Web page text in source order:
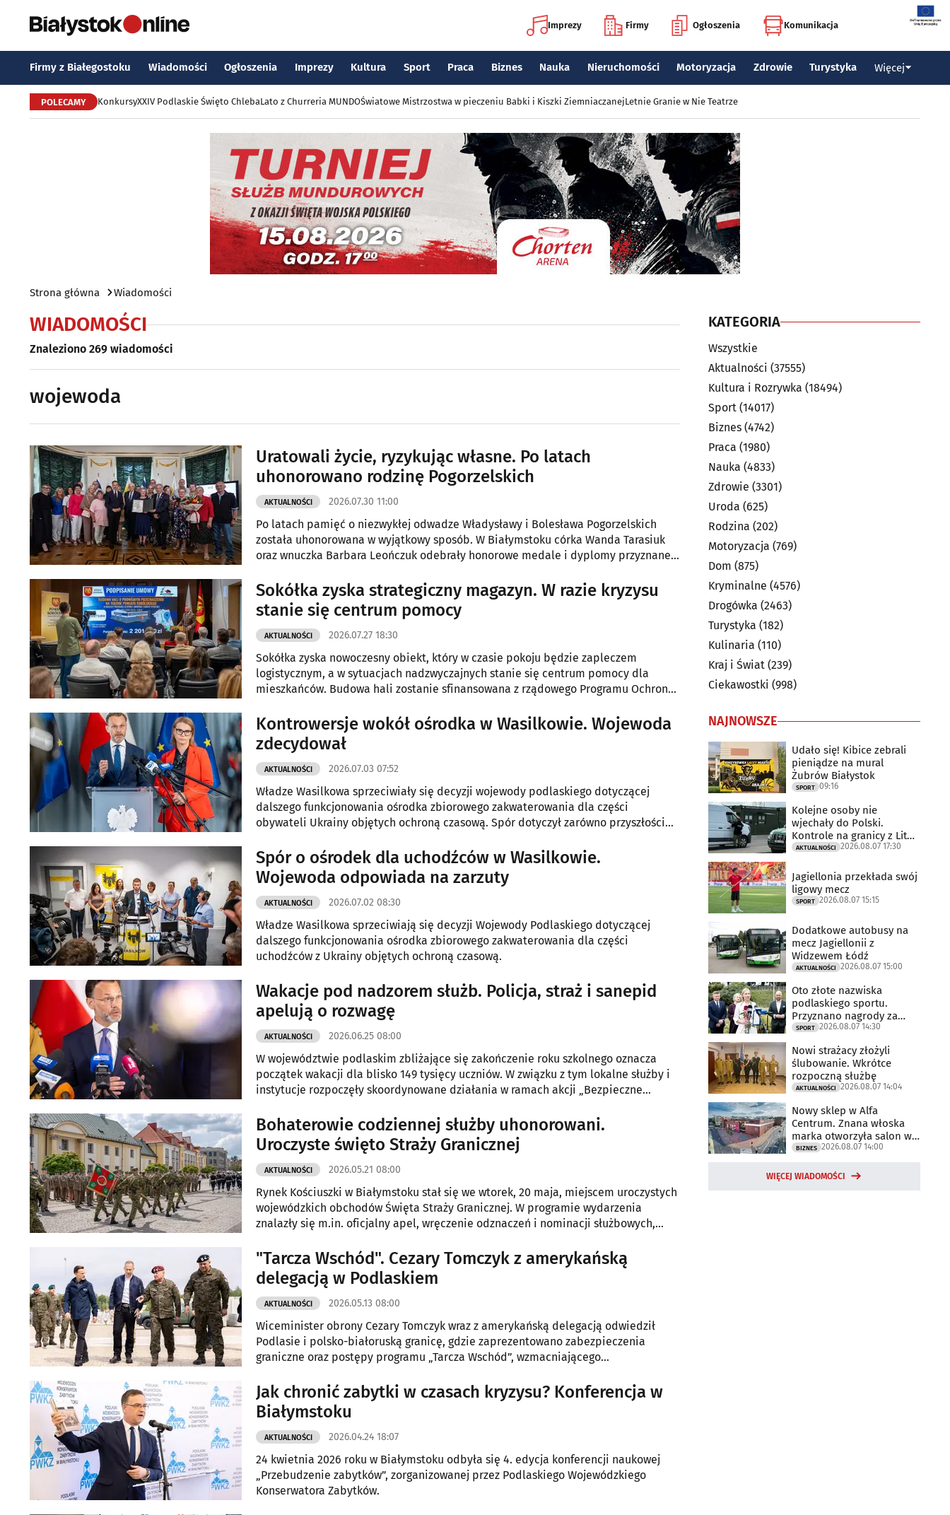
Imprezy Firmy Ogłoszenia Komunikacja
Firmy z Białegostoku Wiadomości Ogłoszenia Imprezy Kultura Sport Praca Biznes Nauka Nieruchomości Motoryzacja Zdrowie Turystyka Więcej
POLECAMY KonkursyXXIV Podlaskie Święto ChlebaLato z Churreria MUNDOŚwiatowe Mistrzostwa w pieczeniu Babki i Kiszki ZiemniaczanejLetnie Granie w Nie Teatrze
Strona główna Wiadomości
WIADOMOŚCI
Znaleziono 269 wiadomości
wojewoda
Uratowali życie, ryzykując własne. Po latach
uhonorowano rodzinę Pogorzelskich
AKTUALNOŚCI 2026.07.30 11:00
Po latach pamięć o niezwykłej odwadze Władysławy i Bolesława Pogorzelskich
została uhonorowana w wyjątkowy sposób. W Białymstoku córka Wanda Tarasiuk
oraz wnuczka Barbara Leończuk odebrały honorowe medale i dyplomy przyznane
Sokółka zyska strategiczny magazyn. W razie kryzysu
stanie się centrum pomocy
AKTUALNOŚCI 2026.07.27 18:30
Sokółka zyska nowoczesny obiekt, który w czasie pokoju będzie zapleczem
logistycznym, a w sytuacjach nadzwyczajnych stanie się centrum pomocy dla
mieszkańców. Budowa hali zostanie sfinansowana z rządowego Programu Ochrony
Kontrowersje wokół ośrodka w Wasilkowie. Wojewoda
zdecydował
AKTUALNOŚCI 2026.07.03 07:52
Władze Wasilkowa sprzeciwiały się decyzji wojewody podlaskiego dotyczącej
dalszego funkcjonowania ośrodka zbiorowego zakwaterowania dla części
obywateli Ukrainy objętych ochroną czasową. Spór dotyczył zarówno przyszłości
Spór o ośrodek dla uchodźców w Wasilkowie.
Wojewoda odpowiada na zarzuty
AKTUALNOŚCI 2026.07.02 08:30
Władze Wasilkowa sprzeciwiają się decyzji Wojewody Podlaskiego dotyczącej
dalszego funkcjonowania ośrodka zbiorowego zakwaterowania dla części
uchodźców z Ukrainy objętych ochroną czasową.
Wakacje pod nadzorem służb. Policja, straż i sanepid
apelują o rozwagę
AKTUALNOŚCI 2026.06.25 08:00
W województwie podlaskim zbliżające się zakończenie roku szkolnego oznacza
początek wakacji dla blisko 149 tysięcy uczniów. W związku z tym lokalne służby i
instytucje rozpoczęły skoordynowane działania w ramach akcji „Bezpieczne
Bohaterowie codziennej służby uhonorowani.
Uroczyste święto Straży Granicznej
AKTUALNOŚCI 2026.05.21 08:00
Rynek Kościuszki w Białymstoku stał się we wtorek, 20 maja, miejscem uroczystych
wojewódzkich obchodów Święta Straży Granicznej. W programie wydarzenia
znalazły się m.in. oficjalny apel, wręczenie odznaczeń i nominacji służbowych,
"Tarcza Wschód". Cezary Tomczyk z amerykańską
delegacją w Podlaskiem
AKTUALNOŚCI 2026.05.13 08:00
Wiceminister obrony Cezary Tomczyk wraz z amerykańską delegacją odwiedził
Podlasie i polsko-białoruską granicę, gdzie zaprezentowano zabezpieczenia
graniczne oraz postępy programu „Tarcza Wschód”, wzmacniającego
Jak chronić zabytki w czasach kryzysu? Konferencja w
Białymstoku
AKTUALNOŚCI 2026.04.24 18:07
24 kwietnia 2026 roku w Białymstoku odbyła się 4. edycja konferencji naukowej
„Przebudzenie zabytków”, zorganizowanej przez Podlaskiego Wojewódzkiego
Konserwatora Zabytków.
KATEGORIA
Wszystkie
Aktualności (37555)
Kultura i Rozrywka (18494)
Sport (14017)
Biznes (4742)
Praca (1980)
Nauka (4833)
Zdrowie (3301)
Uroda (625)
Rodzina (202)
Motoryzacja (769)
Dom (875)
Kryminalne (4576)
Drogówka (2463)
Turystyka (182)
Kulinaria (110)
Kraj i Świat (239)
Ciekawostki (998)
NAJNOWSZE
Udało się! Kibice zebrali
pieniądze na mural
Żubrów Białystok
SPORT 09:16
Kolejne osoby nie
wjechały do Polski.
Kontrole na granicy z Litwą
trwają
AKTUALNOŚCI 2026.08.07 17:30
Jagiellonia przekłada swój
ligowy mecz
SPORT 2026.08.07 15:15
Dodatkowe autobusy na
mecz Jagiellonii z
Widzewem Łódź
AKTUALNOŚCI 2026.08.07 15:00
Oto złote nazwiska
podlaskiego sportu.
Przyznano nagrody za
2025 rok
SPORT 2026.08.07 14:30
Nowi strażacy złożyli
ślubowanie. Wkrótce
rozpoczną służbę
AKTUALNOŚCI 2026.08.07 14:04
Nowy sklep w Alfa
Centrum. Znana włoska
marka otworzyła salon w
Białymstoku
BIZNES 2026.08.07 14:00
WIĘCEJ WIADOMOŚCI